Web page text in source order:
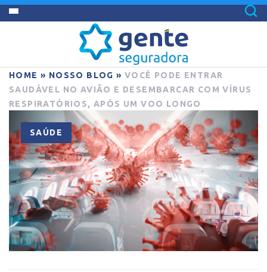
HOME » NOSSO BLOG »VOCÊ PODE ENTRAR
SAUDÁVEL NO AVIÃO E DESEMBARCAR COM VÍRUS
RESPIRATÓRIOS, APÓS UM VOO LONGO
SAÚDE